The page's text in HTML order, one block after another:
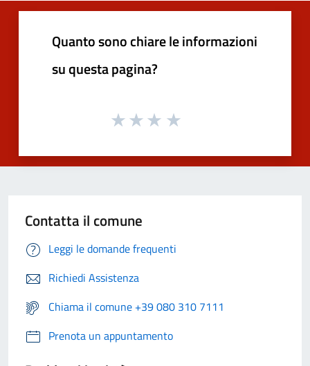
Quanto sono chiare le informazioni
su questa pagina?
Contatta il comune
Leggi le domande frequenti
Richiedi Assistenza
Chiama il comune +39 080 310 7111
Prenota un appuntamento